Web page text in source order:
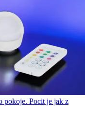
pokoje. Pocit je jak z